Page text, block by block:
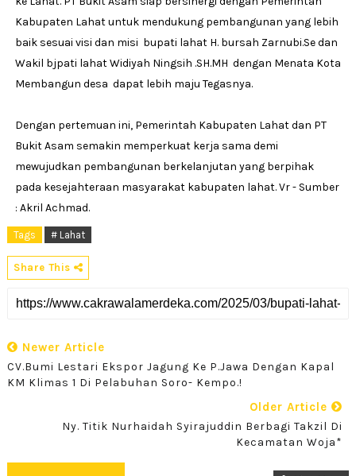
Kabupaten Lahat untuk mendukung pembangunan yang lebih
baik sesuai visi dan misi bupati lahat H. bursah Zarnubi.Se dan
Wakil bjpati lahat Widiyah Ningsih .SH.MH dengan Menata Kota
Membangun desa dapat lebih maju Tegasnya.
Dengan pertemuan ini, Pemerintah Kabupaten Lahat dan PT
Bukit Asam semakin memperkuat kerja sama demi
mewujudkan pembangunan berkelanjutan yang berpihak
pada kesejahteraan masyarakat kabupaten lahat. Vr - Sumber
: Akril Achmad.
Tags # Lahat
Share This
Newer Article
CV.Bumi Lestari Ekspor Jagung Ke P.Jawa Dengan Kapal
KM Klimas 1 Di Pelabuhan Soro- Kempo.!
Older Article
Ny. Titik Nurhaidah Syirajuddin Berbagi Takzil Di
Kecamatan Woja*